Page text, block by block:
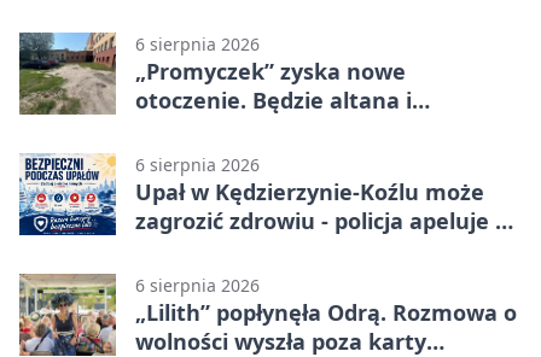
6 sierpnia 2026
„Promyczek” zyska nowe
otoczenie. Będzie altana i
6 sierpnia 2026
Upał w Kędzierzynie-Koźlu może
zagrozić zdrowiu - policja apeluje o
6 sierpnia 2026
„Lilith” popłynęła Odrą. Rozmowa o
wolności wyszła poza karty